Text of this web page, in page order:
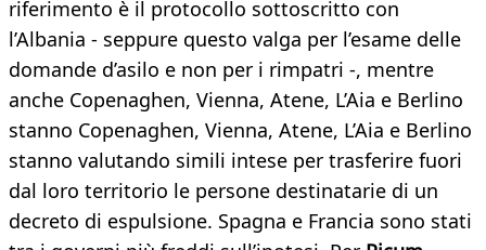
riferimento è il protocollo sottoscritto con
l’Albania - seppure questo valga per l’esame delle
domande d’asilo e non per i rimpatri -, mentre
anche Copenaghen, Vienna, Atene, L’Aia e Berlino
stanno Copenaghen, Vienna, Atene, L’Aia e Berlino
stanno valutando simili intese per trasferire fuori
dal loro territorio le persone destinatarie di un
decreto di espulsione. Spagna e Francia sono stati